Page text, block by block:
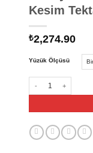
Kesim
₺2,274.90
Yüzük Ölçüsü
925 Ayar Gümüş